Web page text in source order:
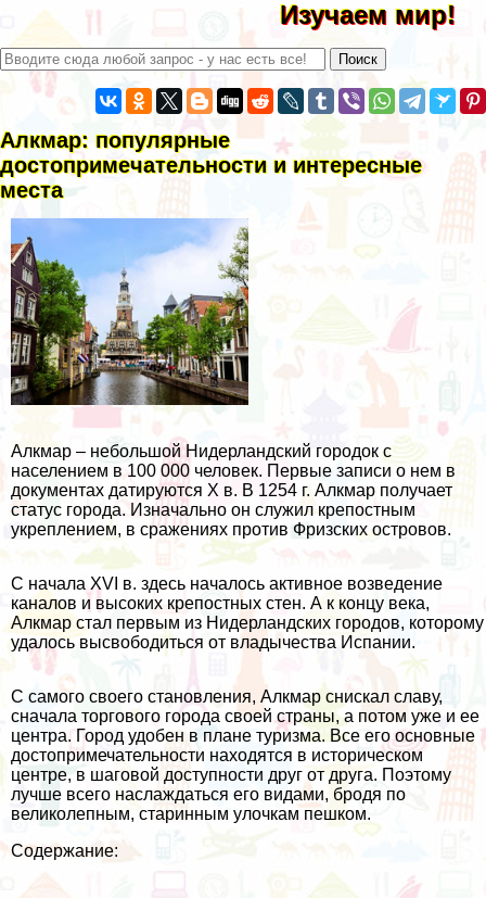
Изучаем мир!
Алкмар: популярные
достопримечательности и интересные
места
Алкмар – небольшой Нидерландский городок с
населением в 100 000 человек. Первые записи о нем в
документах датируются X в. В 1254 г. Алкмар получает
статус города. Изначально он служил крепостным
укреплением, в сражениях против Фризских островов.
С начала XVI в. здесь началось активное возведение
каналов и высоких крепостных стен. А к концу века,
Алкмар стал первым из Нидерландских городов, которому
удалось высвободиться от владычества Испании.
С самого своего становления, Алкмар снискал славу,
сначала торгового города своей страны, а потом уже и ее
центра. Город удобен в плане туризма. Все его основные
достопримечательности находятся в историческом
центре, в шаговой доступности друг от друга. Поэтому
лучше всего наслаждаться его видами, бродя по
великолепным, старинным улочкам пешком.
Содержание: